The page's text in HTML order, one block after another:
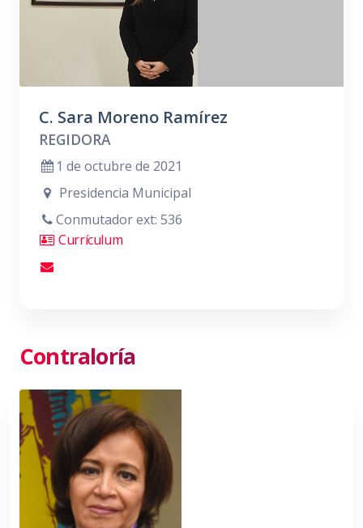
C. Sara Moreno Ramírez
REGIDORA
1 de octubre de 2021
Presidencia Municipal
Conmutador ext: 536
Currículum
Contraloría